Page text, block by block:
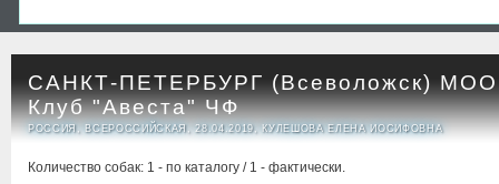
САНКТ-ПЕТЕРБУРГ (Всеволожск) МОО
Клуб "Авеста" ЧФ
РОССИЯ, ВСЕРОССИЙСКАЯ, 28.04.2019, КУЛЕШОВА ЕЛЕНА ИОСИФОВНА
Количество собак: 1 - по каталогу / 1 - фактически.